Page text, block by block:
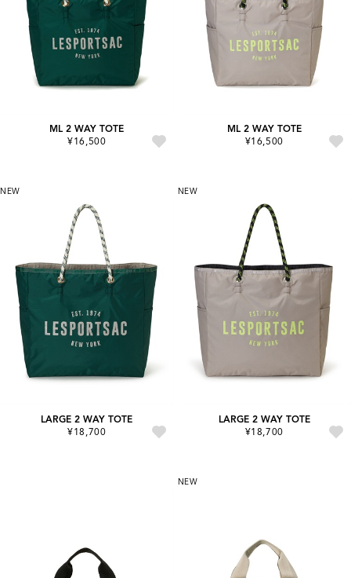
ML 2 WAY TOTE
¥16,500
ML 2 WAY TOTE
¥16,500
NEW
LARGE 2 WAY TOTE
¥18,700
NEW
LARGE 2 WAY TOTE
¥18,700
NEW